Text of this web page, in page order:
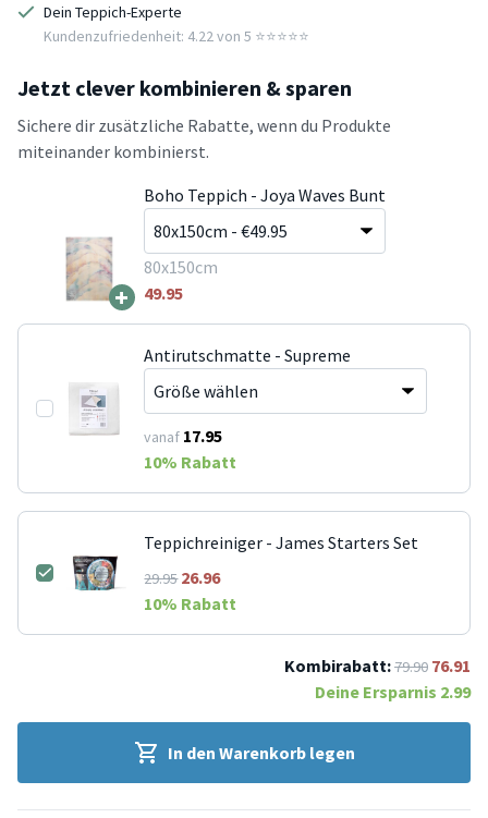
Dein Teppich-Experte
Kundenzufriedenheit: 4.22 von 5 ⭐️⭐️⭐️⭐️⭐️
Jetzt clever kombinieren & sparen
Sichere dir zusätzliche Rabatte, wenn du Produkte
miteinander kombinierst.
+
Boho Teppich - Joya Waves Bunt
80x150cm
49.95
Antirutschmatte - Supreme
vanaf 17.95
10% Rabatt
Teppichreiniger - James Starters Set
29.9526.96
10% Rabatt
Kombirabatt:79.90 76.91
Deine Ersparnis 2.99
In den Warenkorb legen